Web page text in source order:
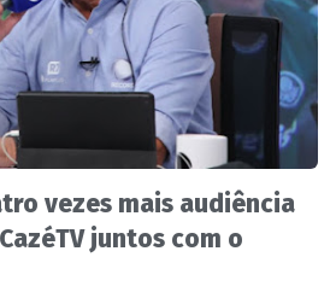
vezes mais audiência
juntos com o